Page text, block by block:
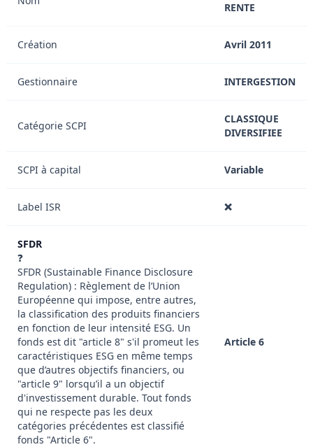
RENTE
Création Avril 2011
Gestionnaire INTERGESTION
Catégorie SCPI
CLASSIQUE
DIVERSIFIEE
SCPI à capital Variable
Label ISR ❌
SFDR
❓
SFDR (Sustainable Finance Disclosure
Regulation) : Règlement de l’Union
Européenne qui impose, entre autres,
la classification des produits financiers
en fonction de leur intensité ESG. Un
fonds est dit "article 8" s'il promeut les
caractéristiques ESG en même temps
que d’autres objectifs financiers, ou
"article 9" lorsqu’il a un objectif
d'investissement durable. Tout fonds
qui ne respecte pas les deux
catégories précédentes est classifié
fonds "Article 6".
Article 6